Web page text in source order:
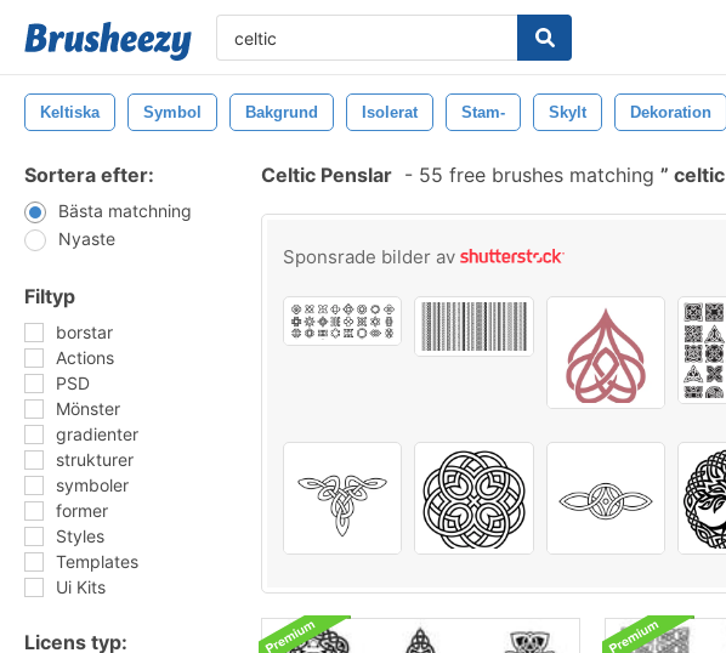
Keltiska Symbol Bakgrund Isolerat Stam- Skylt Dekoration
Sortera efter:
Bästa matchning
Nyaste
Filtyp
borstar
Actions
PSD
Mönster
gradienter
strukturer
symboler
former
Styles
Templates
Ui Kits
Licens typ:
Celtic Penslar - 55 free brushes matching celtic
Sponsrade bilder av